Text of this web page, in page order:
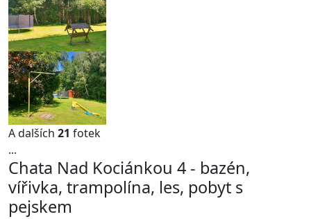
A dalších 21 fotek
...
Chata Nad Kociánkou 4 - bazén,
vířivka, trampolína, les, pobyt s
pejskem